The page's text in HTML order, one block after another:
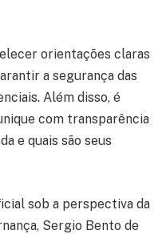
orientações claras
a segurança das
Além disso, é
com transparência
e quais são seus
sob a perspectiva da
Sergio Bento de